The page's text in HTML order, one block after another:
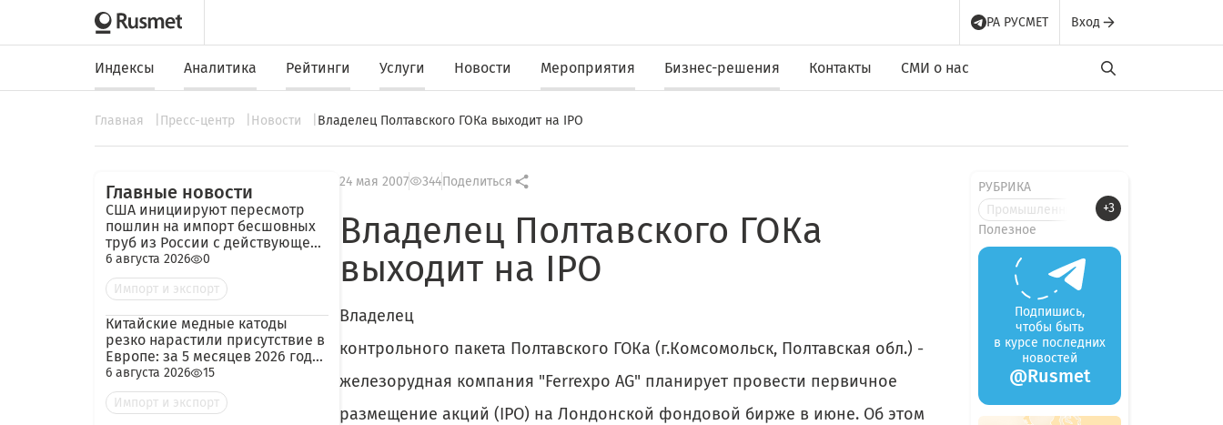
РА РУСМЕТ Вход
Индексы Аналитика Рейтинги Услуги Новости Мероприятия Бизнес-решения Контакты СМИ о нас
Главная Пресс-центр Новости Владелец Полтавского ГОКа выходит на IPO
Главные новости
США инициируют пересмотр
пошлин на импорт бесшовных
труб из России с действующей
ставкой 209,72%
6 августа 2026
0
Импорт и экспорт
Китайские медные катоды
резко нарастили присутствие в
Европе: за 5 месяцев 2026 года
— 45 тыс. тонн
6 августа 2026
15
Импорт и экспорт
24 мая 2007 344Поделиться
Владелец Полтавского ГОКа
выходит на IPO
Владелец
контрольного пакета Полтавского ГОКа (г.Комсомольск, Полтавская обл.) -
железорудная компания "Ferrexpo AG" планирует провести первичное
размещение акций (IPO) на Лондонской фондовой бирже в июне. Об этом
РУБРИКА
Промышленные новости
+3
Полезное
Подпишись,
чтобы быть
в курсе последних
новостей
@Rusmet